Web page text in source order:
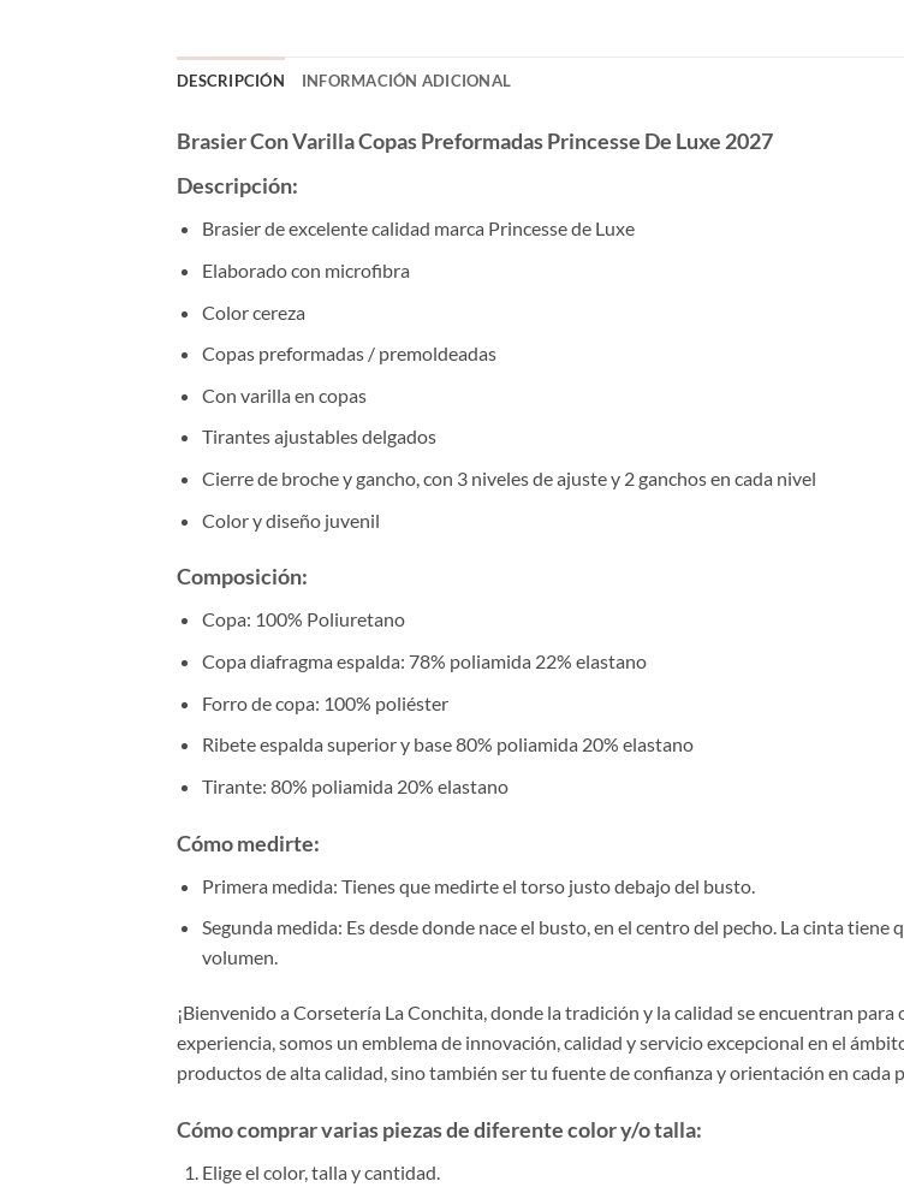
DESCRIPCIÓN INFORMACIÓN ADICIONAL
Brasier Con Varilla Copas Preformadas Princesse De Luxe 2027
Descripción:
Brasier de excelente calidad marca Princesse de Luxe
Elaborado con microfibra
Color cereza
Copas preformadas / premoldeadas
Con varilla en copas
Tirantes ajustables delgados
Cierre de broche y gancho, con 3 niveles de ajuste y 2 ganchos en cada nivel
Color y diseño juvenil
Composición:
Copa: 100% Poliuretano
Copa diafragma espalda: 78% poliamida 22% elastano
Forro de copa: 100% poliéster
Ribete espalda superior y base 80% poliamida 20% elastano
Tirante: 80% poliamida 20% elastano
Cómo medirte:
Primera medida: Tienes que medirte el torso justo debajo del busto.
Segunda medida: Es desde donde nace el busto, en el centro del pecho. La cinta
volumen.
¡Bienvenido a Corsetería La Conchita, donde la tradición y la calidad se encuentran
experiencia, somos un emblema de innovación, calidad y servicio excepcional en el
productos de alta calidad, sino también ser tu fuente de confianza y orientación en cada
Cómo comprar varias piezas de diferente color y/o talla:
Elige el color, talla y cantidad.